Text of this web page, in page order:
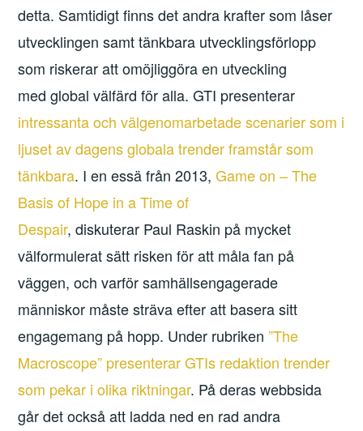
detta. Samtidigt finns det andra krafter som låser
utvecklingen samt tänkbara utvecklingsförlopp
som riskerar att omöjliggöra en utveckling
med global välfärd för alla. GTI presenterar
intressanta och välgenomarbetade scenarier som i
ljuset av dagens globala trender framstår som
tänkbara. I en essä från 2013,Game on – The
Basis of Hope in a Time of
Despair, diskuterar Paul Raskin på mycket
välformulerat sätt risken för att måla fan på
väggen, och varför samhällsengagerade
människor måste sträva efter att basera sitt
engagemang på hopp. Under rubriken”The
Macroscope” presenterar GTIs redaktion trender
som pekar i olika riktningar. På deras webbsida
går det också att ladda ned en rad andra